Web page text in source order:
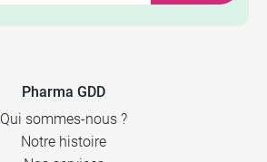
Pharma GDD
Qui sommes-nous ?
Notre histoire